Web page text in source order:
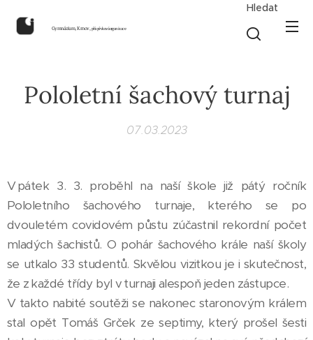
Gymnázium, Krnov,příspěvková organizace
Hledat
Pololetní šachový turnaj
07.03.2023
V pátek 3. 3. proběhl na naší škole již pátý ročník
Pololetního šachového turnaje, kterého se po
dvouletém covidovém půstu zúčastnil rekordní počet
mladých šachistů. O pohár šachového krále naší školy
se utkalo 33 studentů. Skvělou vizitkou je i skutečnost,
že z každé třídy byl v turnaji alespoň jeden zástupce.
V takto nabité soutěži se nakonec staronovým králem
stal opět Tomáš Grček ze septimy, který prošel šesti